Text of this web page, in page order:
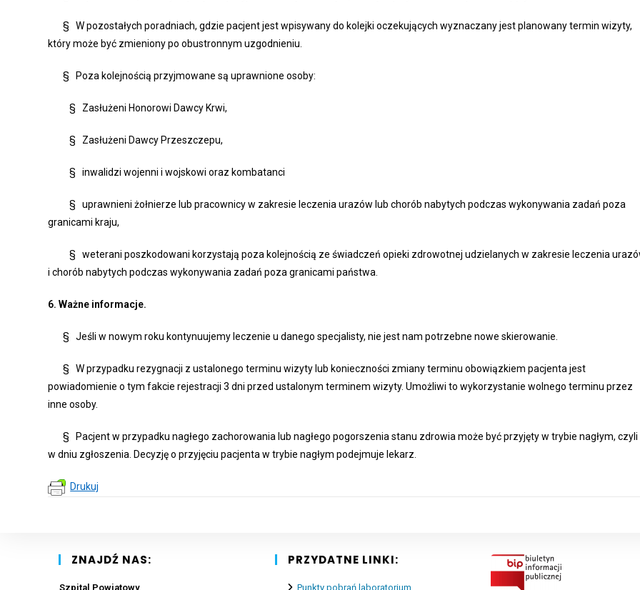
§ W pozostałych poradniach, gdzie pacjent jest wpisywany do kolejki oczekujących wyznaczany jest planowany termin wizyty,
który może być zmieniony po obustronnym uzgodnieniu.
§ Poza kolejnością przyjmowane są uprawnione osoby:
§ Zasłużeni Honorowi Dawcy Krwi,
§ Zasłużeni Dawcy Przeszczepu,
§ inwalidzi wojenni i wojskowi oraz kombatanci
§ uprawnieni żołnierze lub pracownicy w zakresie leczenia urazów lub chorób nabytych podczas wykonywania zadań poza
granicami kraju,
§ weterani poszkodowani korzystają poza kolejnością ze świadczeń opieki zdrowotnej udzielanych w zakresie leczenia
i chorób nabytych podczas wykonywania zadań poza granicami państwa.
6.Ważne informacje.
§ Jeśli w nowym roku kontynuujemy leczenie u danego specjalisty, nie jest nam potrzebne nowe skierowanie.
§ W przypadku rezygnacji z ustalonego terminu wizyty lub konieczności zmiany terminu obowiązkiem pacjenta jest
powiadomienie o tym fakcie rejestracji 3 dni przed ustalonym terminem wizyty. Umożliwi to wykorzystanie wolnego terminu przez
inne osoby.
§ Pacjent w przypadku nagłego zachorowania lub nagłego pogorszenia stanu zdrowia może być przyjęty w trybie nagłym, czyli
w dniu zgłoszenia. Decyzję o przyjęciu pacjenta w trybie nagłym podejmuje lekarz.
Drukuj
ZNAJDŹ NAS:
Szpital Powiatowy
PRZYDATNE LINKI:
Punkty pobrań laboratorium